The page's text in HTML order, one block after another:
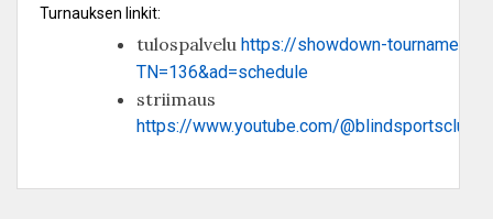
Turnauksen linkit:
tulospalvelu https://showdown-
TN=136&ad=schedule
striimaus
https://www.youtube.com/